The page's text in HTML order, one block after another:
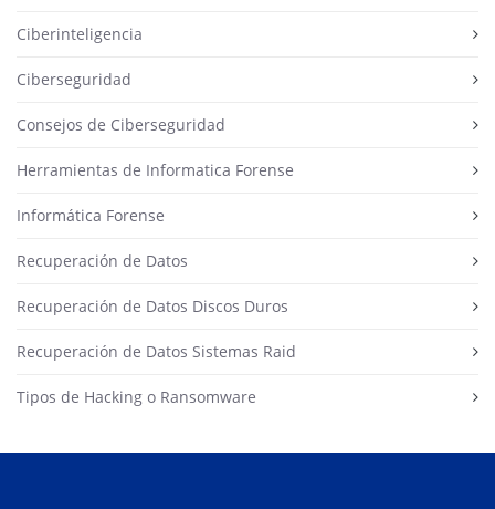
Ciberinteligencia
Ciberseguridad
Consejos de Ciberseguridad
Herramientas de Informatica Forense
Informática Forense
Recuperación de Datos
Recuperación de Datos Discos Duros
Recuperación de Datos Sistemas Raid
Tipos de Hacking o Ransomware